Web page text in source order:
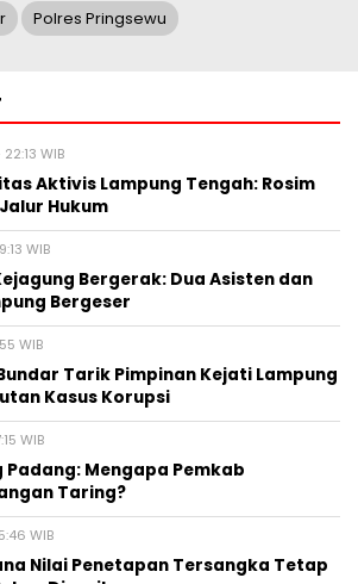
Polres Pringsewu
WIB
Aktivis Lampung Tengah: Rosim
Hukum
WIB
Bergerak: Dua Asisten dan
Bergeser
WIB
Tarik Pimpinan Kejati Lampung
Kasus Korupsi
WIB
Mengapa Pemkab
Taring?
WIB
Nilai Penetapan Tersangka Tetap